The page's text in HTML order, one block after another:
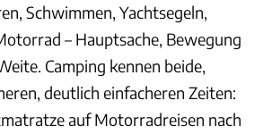
Schwimmen, Yachtsegeln,
– Hauptsache, Bewegung
Camping kennen beide,
deutlich einfacheren Zeiten:
auf Motorradreisen nach